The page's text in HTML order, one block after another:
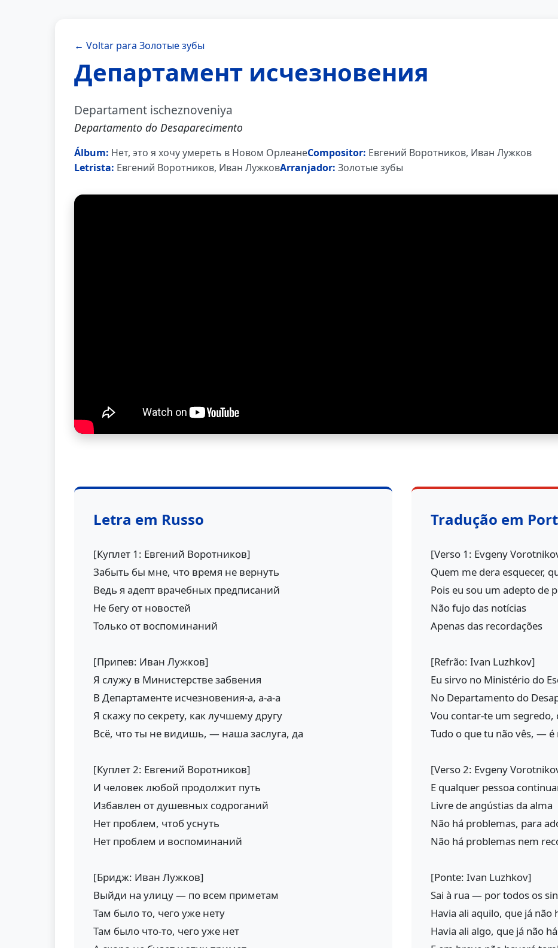
← Voltar para Золотые зубы
Департамент исчезновения
Departament ischeznoveniya
Departamento do Desaparecimento
Álbum: Нет, это я хочу умереть в Новом ОрлеанеCompositor: Евгений Воротников, Иван Лужков
Letrista: Евгений Воротников, Иван ЛужковArranjador: Золотые зубы
Letra em Russo
[Куплет 1: Евгений Воротников]
Забыть бы мне, что время не вернуть
Ведь я адепт врачебных предписаний
Не бегу от новостей
Только от воспоминаний
[Припев: Иван Лужков]
Я служу в Министерстве забвения
В Департаменте исчезновения-а, а-а-а
Я скажу по секрету, как лучшему другу
Всё, что ты не видишь, — наша заслуга, да
[Куплет 2: Евгений Воротников]
И человек любой продолжит путь
Избавлен от душевных содроганий
Нет проблем, чтоб уснуть
Нет проблем и воспоминаний
[Бридж: Иван Лужков]
Выйди на улицу — по всем приметам
Там было то, чего уже нету
Там было что-то, чего уже нет
Tradução em
[Verso 1: Evgeny
Quem me dera esquecer,
Pois eu sou um adepto de
Não fujo das notícias
Apenas das recordações
[Refrão: Ivan Luzhkov]
Eu sirvo no Ministério do
No Departamento do
Vou contar-te um
Tudo o que tu não vês, —
[Verso 2: Evgeny
E qualquer pessoa
Livre de angústias da alma
Não há problemas, para
Não há problemas nem
[Ponte: Ivan Luzhkov]
Sai à rua — por todos os
Havia ali aquilo, que já não
Havia ali algo, que já não há